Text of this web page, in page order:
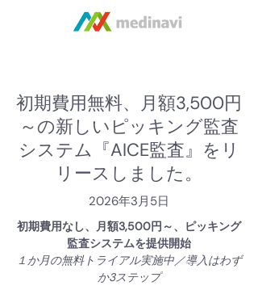
初期費用無料、月額3,500円
～の新しいピッキング監査
システム『AICE監査』をリ
リースしました。
2026年3月5日
初期費用なし、月額3,500円～、ピッキング
監査システムを提供開始
１か月の無料トライアル実施中／導入はわず
か3ステップ